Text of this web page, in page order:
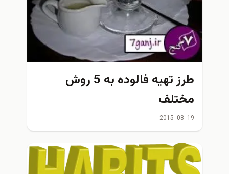
طرز تهيه فالوده به 5 روش
مختلف
2015-08-19